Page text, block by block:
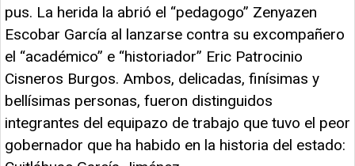
pus. La herida la abrió el “pedagogo” Zenyazen
Escobar García al lanzarse contra su excompañero
el “académico” e “historiador” Eric Patrocinio
Cisneros Burgos. Ambos, delicadas, finísimas y
bellísimas personas, fueron distinguidos
integrantes del equipazo de trabajo que tuvo el peor
gobernador que ha habido en la historia del estado: